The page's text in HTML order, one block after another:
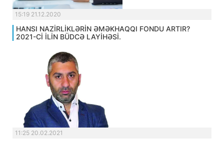
15:19 21.12.2020
HANSI NAZİRLİKLƏRİN ƏMƏKHAQQI FONDU ARTIR?
2021-Cİ İLİN BÜDCƏ LAYİHƏSİ.
11:25 20.02.2021